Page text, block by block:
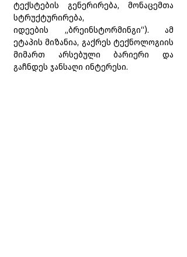
ტექსტების გენერირება, მონაცემთა
სტრუქტურირება,
იდეების „ბრეინსტორმინგი“). ამ
ეტაპის მიზანია, გაქრეს ტექნოლოგიის
მიმართ არსებული ბარიერი და
გაჩნდეს ჯანსაღი ინტერესი.